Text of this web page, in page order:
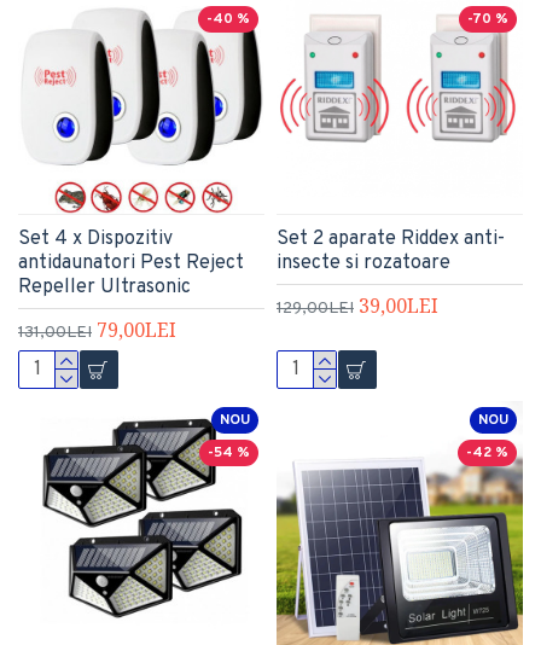
-40 %
Set 4 x Dispozitiv
antidaunatori Pest Reject
Repeller Ultrasonic
131,00LEI 79,00LEI
-70 %
Set 2 aparate Riddex anti-
insecte si rozatoare
129,00LEI 39,00LEI
NOU
-54 %
NOU
-42 %